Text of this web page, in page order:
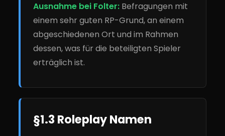
Ausnahme bei Folter: Befragungen mit
einem sehr guten RP-Grund, an einem
abgeschiedenen Ort und im Rahmen
dessen, was für die beteiligten Spieler
erträglich ist.
§1.3 Roleplay Namen